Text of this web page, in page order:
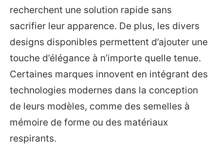
recherchent une solution rapide sans
sacrifier leur apparence. De plus, les divers
designs disponibles permettent d’ajouter une
touche d’élégance à n’importe quelle tenue.
Certaines marques innovent en intégrant des
technologies modernes dans la conception
de leurs modèles, comme des semelles à
mémoire de forme ou des matériaux
respirants.